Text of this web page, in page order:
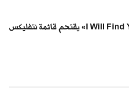
بعد 5 أسابيع من الصدارة.. مسلسل «I Will Find You» يقتحم قائمة نتفليكس